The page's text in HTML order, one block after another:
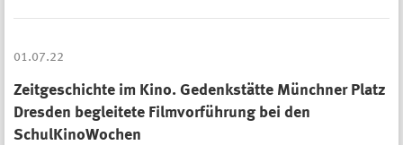
01.07.22
Zeitgeschichte im Kino. Gedenkstätte Münchner Platz
Dresden begleitete Filmvorführung bei den
SchulKinoWochen